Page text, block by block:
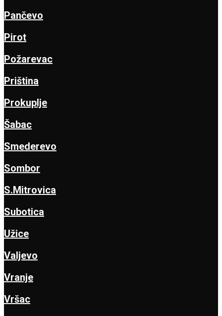
Pančevo
Pirot
Požarevac
Priština
Prokuplje
Šabac
Smederevo
Sombor
S.Mitrovica
Subotica
Užice
Valjevo
Vranje
Vršac